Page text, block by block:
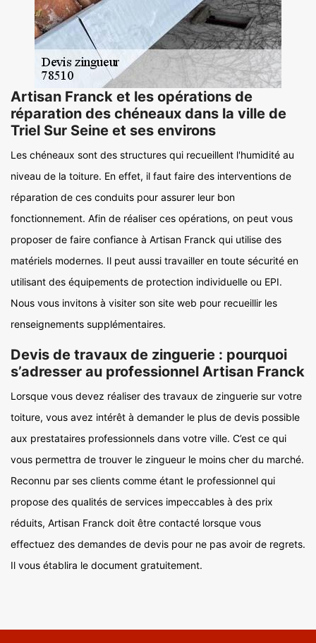
Artisan Franck et les opérations de
réparation des chéneaux dans la ville de
Triel Sur Seine et ses environs
Les chéneaux sont des structures qui recueillent l'humidité au
niveau de la toiture. En effet, il faut faire des interventions de
réparation de ces conduits pour assurer leur bon
fonctionnement. Afin de réaliser ces opérations, on peut vous
proposer de faire confiance à Artisan Franck qui utilise des
matériels modernes. Il peut aussi travailler en toute sécurité en
utilisant des équipements de protection individuelle ou EPI.
Nous vous invitons à visiter son site web pour recueillir les
renseignements supplémentaires.
Devis de travaux de zinguerie : pourquoi
s’adresser au professionnel Artisan Franck
Lorsque vous devez réaliser des travaux de zinguerie sur votre
toiture, vous avez intérêt à demander le plus de devis possible
aux prestataires professionnels dans votre ville. C’est ce qui
vous permettra de trouver le zingueur le moins cher du marché.
Reconnu par ses clients comme étant le professionnel qui
propose des qualités de services impeccables à des prix
réduits, Artisan Franck doit être contacté lorsque vous
effectuez des demandes de devis pour ne pas avoir de regrets.
Il vous établira le document gratuitement.